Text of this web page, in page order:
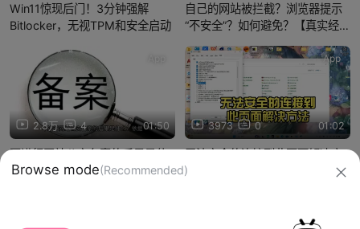
Win11惊现后门！3分钟强解
Bitlocker，无视TPM和安全启动
自己的网站被拦截？浏览器提示
“不安全”？如何避免？【真实经历
2.8万 4 01:50
不进行网站公安备案的后果是什
么？
3973 0 01:02
App
无法安全的连接到此页面解决方
法
Browse mode(Recommended)